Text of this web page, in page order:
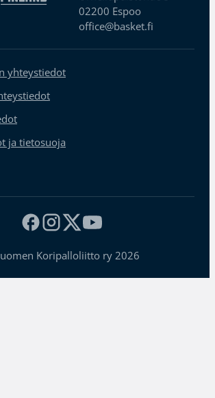
02200 Espoo
office@basket.fi
yhteystiedot
ja tietosuoja
Koripalloliitto ry 2026